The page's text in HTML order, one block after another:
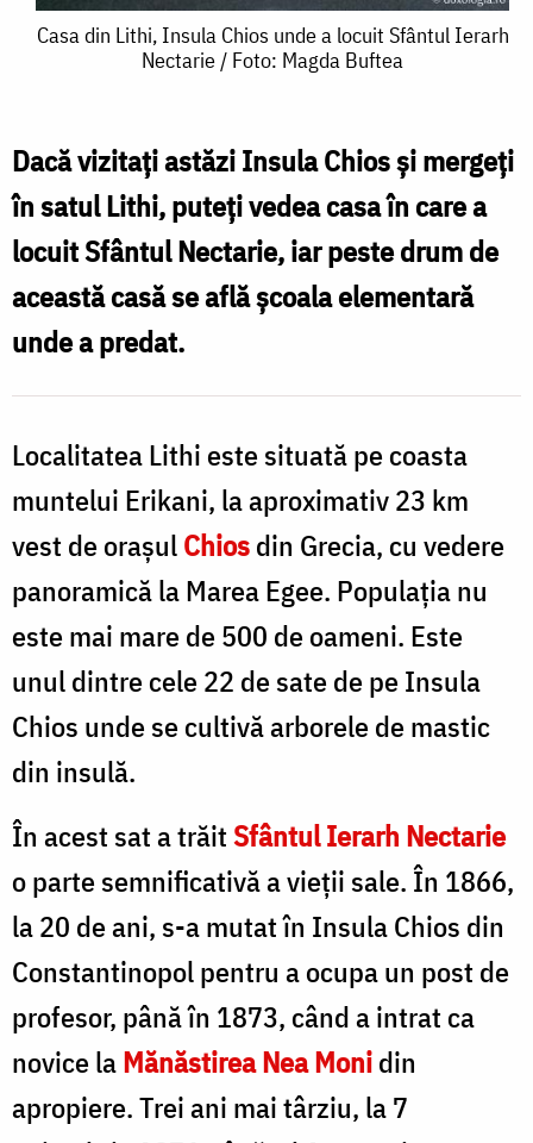
Casa
Insula
Chios
unde
locuit
Sfântul
Ierarh
Nectarie
/
Foto:
Casa din Lithi, Insula Chios unde a locuit Sfântul Ierarh
Nectarie / Foto: Magda Buftea
Dacă vizitați astăzi Insula Chios și mergeți
în satul Lithi, puteți vedea casa în care a
locuit Sfântul Nectarie, iar peste drum de
această casă se află școala elementară
unde a predat.
Localitatea Lithi este situată pe coasta
muntelui Erikani, la aproximativ 23 km
vest de orașulChiosdin Grecia, cu vedere
panoramică la Marea Egee. Populația nu
este mai mare de 500 de oameni. Este
unul dintre cele 22 de sate de pe Insula
Chios unde se cultivă arborele de mastic
din insulă.
În acest sat a trăitSfântul Ierarh Nectarie
o parte semnificativă a vieții sale. În 1866,
la 20 de ani, s-a mutat în Insula Chios din
Constantinopol pentru a ocupa un post de
profesor, până în 1873, când a intrat ca
novice laMănăstirea Nea Monidin
apropiere. Trei ani mai târziu, la 7